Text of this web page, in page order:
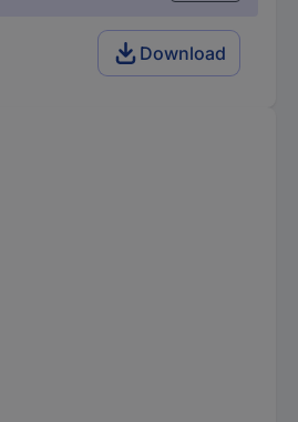
Download